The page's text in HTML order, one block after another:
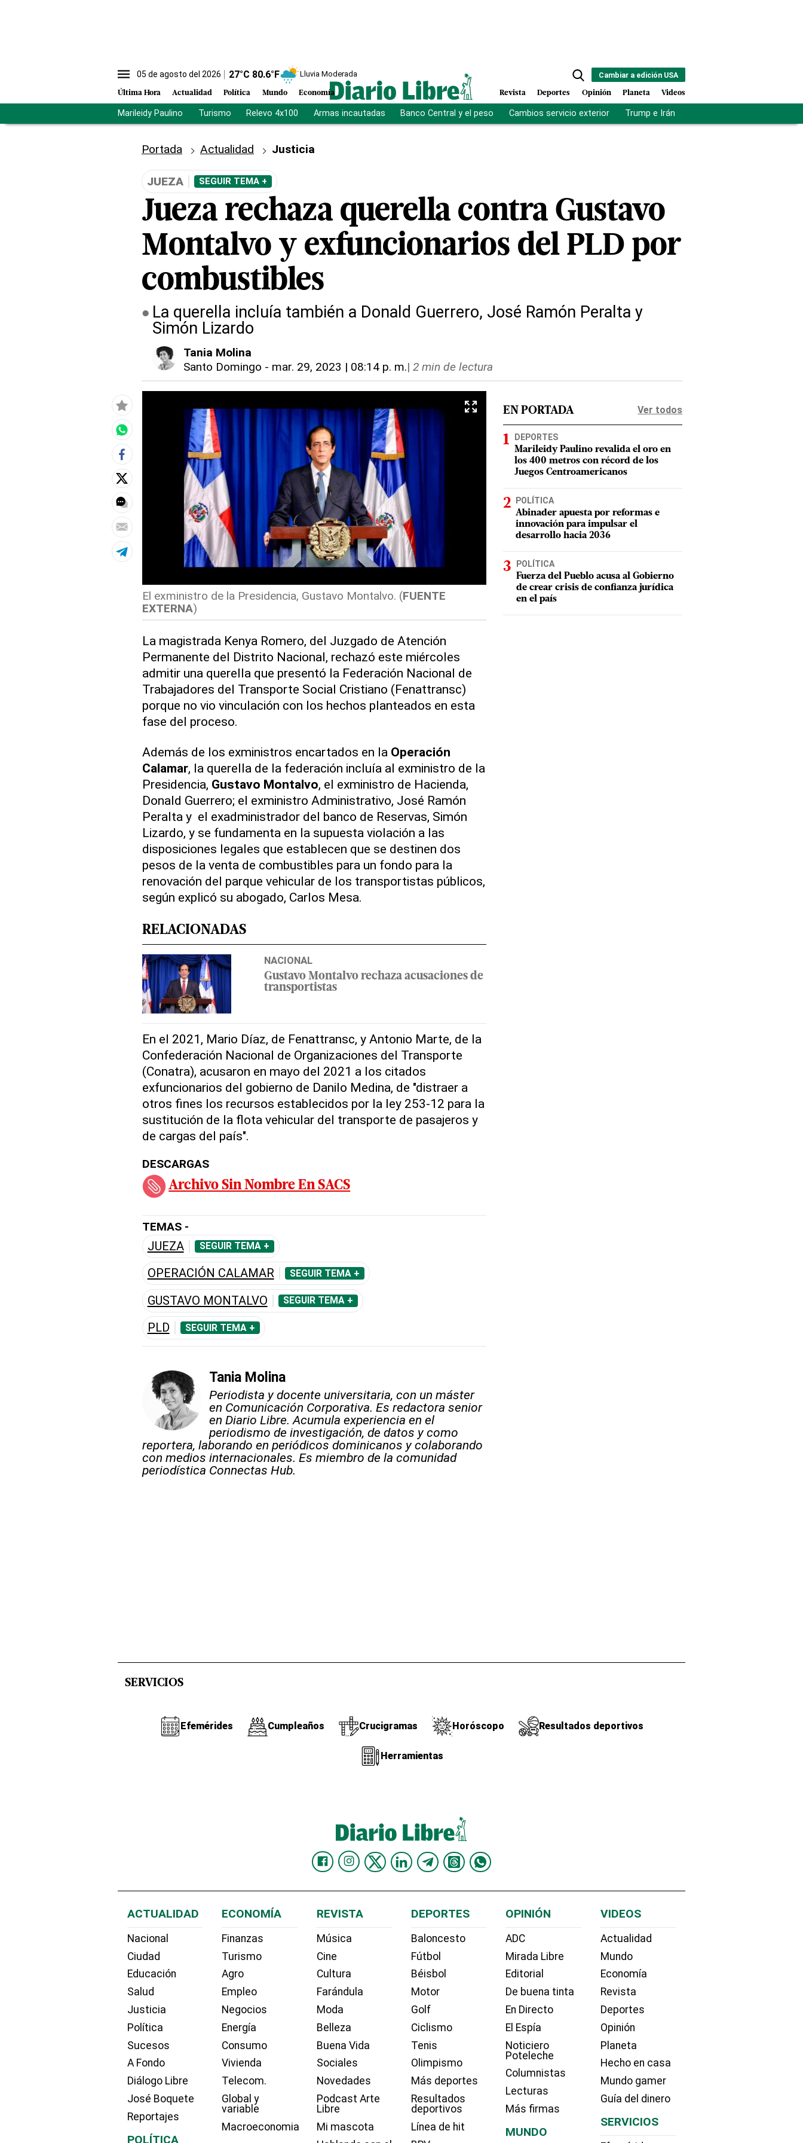
05 de agosto del 2026 27°C 80.6°F Lluvia Moderada
Última Hora Actualidad Política Mundo Economía
Cambiar a edición USA
Revista Deportes Opinión Planeta Videos
Marileidy Paulino Turismo Relevo 4x100 Armas incautadas Banco Central y el peso Cambios servicio exterior Trump e Irán
Portada Actualidad Justicia
JUEZA SEGUIR TEMA +
Jueza rechaza querella contra Gustavo
Montalvo y exfuncionarios del PLD por
combustibles
La querella incluía también a Donald Guerrero, José Ramón Peralta y
Simón Lizardo
Tania Molina
Santo Domingo - mar. 29, 2023 | 08:14 p. m.| 2 min de lectura
El exministro de la Presidencia, Gustavo Montalvo. (FUENTE
EXTERNA)
La magistrada Kenya Romero, del Juzgado de Atención
Permanente del Distrito Nacional, rechazó este miércoles
admitir una querella que presentó la Federación Nacional de
Trabajadores del Transporte Social Cristiano (Fenattransc)
porque no vio vinculación con los hechos planteados en esta
fase del proceso.
Además de los exministros encartados en la Operación
Calamar, la querella de la federación incluía al exministro de la
Presidencia, Gustavo Montalvo, el exministro de Hacienda,
Donald Guerrero; el exministro Administrativo, José Ramón
Peralta y el exadministrador del banco de Reservas, Simón
Lizardo, y se fundamenta en la supuesta violación a las
disposiciones legales que establecen que se destinen dos
pesos de la venta de combustibles para un fondo para la
renovación del parque vehicular de los transportistas públicos,
según explicó su abogado, Carlos Mesa.
RELACIONADAS
NACIONAL
Gustavo Montalvo rechaza acusaciones de
transportistas
En el 2021, Mario Díaz, de Fenattransc, y Antonio Marte, de la
Confederación Nacional de Organizaciones del Transporte
(Conatra), acusaron en mayo del 2021 a los citados
exfuncionarios del gobierno de Danilo Medina, de "distraer a
otros fines los recursos establecidos por la ley 253-12 para la
sustitución de la flota vehicular del transporte de pasajeros y
de cargas del país".
DESCARGAS
Archivo Sin Nombre En SACS
TEMAS -
JUEZA SEGUIR TEMA +
OPERACIÓN CALAMAR SEGUIR TEMA +
GUSTAVO MONTALVO SEGUIR TEMA +
PLD SEGUIR TEMA +
Tania Molina
Periodista y docente universitaria, con un máster
en Comunicación Corporativa. Es redactora senior
en Diario Libre. Acumula experiencia en el
periodismo de investigación, de datos y como
reportera, laborando en periódicos dominicanos y colaborando
con medios internacionales. Es miembro de la comunidad
periodística Connectas Hub.
EN PORTADA Ver todos
DEPORTES
Marileidy Paulino revalida el oro en
los 400 metros con récord de los
Juegos Centroamericanos
POLÍTICA
Abinader apuesta por reformas e
innovación para impulsar el
desarrollo hacia 2036
POLÍTICA
Fuerza del Pueblo acusa al Gobierno
de crear crisis de confianza jurídica
en el país
SERVICIOS
Efemérides Cumpleaños Crucigramas Horóscopo Resultados deportivos
Herramientas
ACTUALIDAD
Nacional
Ciudad
Educación
Salud
Justicia
Política
Sucesos
A Fondo
Diálogo Libre
José Boquete
Reportajes
POLÍTICA
ECONOMÍA
Finanzas
Turismo
Agro
Empleo
Negocios
Energía
Consumo
Vivienda
Telecom.
Global y
variable
Macroeconomia
REVISTA
Música
Cine
Cultura
Farándula
Moda
Belleza
Buena Vida
Sociales
Novedades
Podcast Arte
Libre
Mi mascota
DEPORTES
Baloncesto
Fútbol
Béisbol
Motor
Golf
Ciclismo
Tenis
Olimpismo
Más deportes
Resultados
deportivos
Línea de hit
OPINIÓN
ADC
Mirada Libre
Editorial
De buena tinta
En Directo
El Espía
Noticiero
Poteleche
Columnistas
Lecturas
Más firmas
MUNDO
VIDEOS
Actualidad
Mundo
Economía
Revista
Deportes
Opinión
Planeta
Hecho en casa
Mundo gamer
Guía del dinero
SERVICIOS